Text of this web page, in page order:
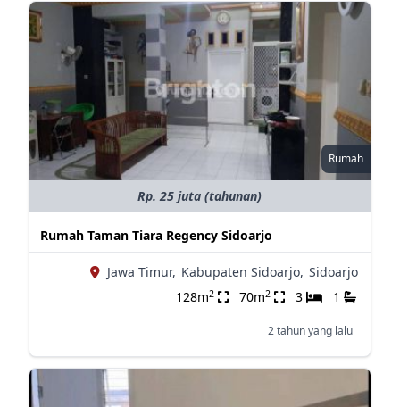
Rumah
Rp. 25 juta (tahunan)
Rumah Taman Tiara Regency Sidoarjo
Jawa Timur, Kabupaten Sidoarjo, Sidoarjo
128m2 70m2 3 1
2 tahun yang lalu